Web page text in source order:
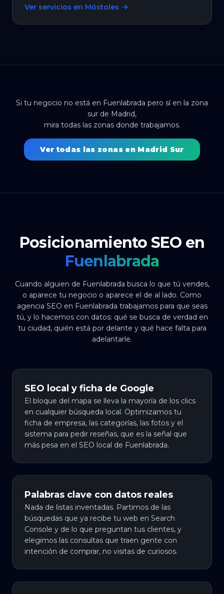
Ver servicios en Móstoles
Si tu negocio no está en Fuenlabrada pero sí en la zona
sur de Madrid,
mira todas las zonas donde trabajamos.
Ver todas las zonas en Madrid Sur
Posicionamiento SEO en
Fuenlabrada
Cuando alguien de Fuenlabrada busca lo que tú vendes,
o aparece tu negocio o aparece el de al lado. Como
agencia SEO en Fuenlabrada trabajamos para que seas
tú, y lo hacemos con datos: qué se busca de verdad en
tu ciudad, quién está por delante y qué hace falta para
adelantarle.
SEO local y ficha de Google
El bloque del mapa se lleva la mayoría de los clics
en cualquier búsqueda local. Optimizamos tu
ficha de empresa, las categorías, las fotos y el
sistema para pedir reseñas, que es la señal que
más pesa en el SEO local de Fuenlabrada.
Palabras clave con datos reales
Nada de listas inventadas. Partimos de las
búsquedas que ya recibe tu web en Search
Console y de lo que preguntan tus clientes, y
elegimos las consultas que traen gente con
intención de comprar, no visitas de curiosos.